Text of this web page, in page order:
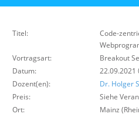
Offene Seminare
Über uns
Titel:
Code-
Vortragsart:
Breakout
Datum:
22.09.2021
Dozent(en):
Dr. Holger
Preis:
Siehe
Ort:
Mainz